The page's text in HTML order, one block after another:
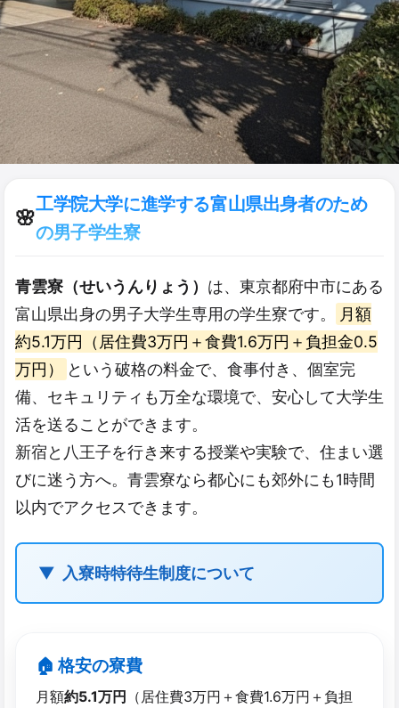
🌸
工学院大学に進学する富山県出身者のため
の男子学生寮
青雲寮（せいうんりょう） は、東京都府中市にある
富山県出身の男子大学生専用の学生寮です。
月額
約5.1万円（居住費3万円＋食費1.6万円＋負担金0.5
万円）
という破格の料金で、食事付き、個室完
備、セキュリティも万全な環境で、安心して大学生
活を送ることができます。
新宿と八王子を行き来する授業や実験で、住まい選
びに迷う方へ。青雲寮なら都心にも郊外にも1時間
以内でアクセスできます。
入寮時特待生制度について
🏠 格安の​寮費
月額約5.1万円 （居住費3万円＋食費1.6万円＋負担